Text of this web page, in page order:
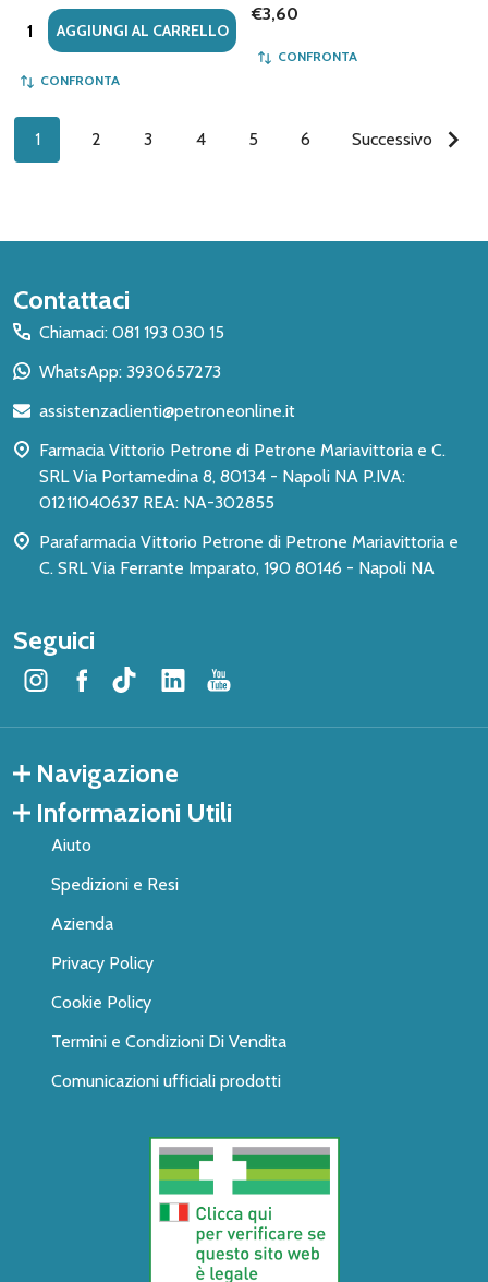
Quantità:AGGIUNGI AL CARRELLO
CONFRONTA
€3,60
CONFRONTA
1 2 3 4 5 6 Successivo
Inizio
del
piè
pagina
Contattaci
Chiamaci: 081 193 030 15
WhatsApp: 3930657273
assistenzaclienti@petroneonline.it
Farmacia Vittorio Petrone di Petrone Mariavittoria e C.
SRL Via Portamedina 8, 80134 - Napoli NA P.IVA:
01211040637 REA: NA-302855
Parafarmacia Vittorio Petrone di Petrone Mariavittoria e
C. SRL Via Ferrante Imparato, 190 80146 - Napoli NA
Seguici
Navigazione
Informazioni Utili
Aiuto
Spedizioni e Resi
Azienda
Privacy Policy
Cookie Policy
Termini e Condizioni Di Vendita
Comunicazioni ufficiali prodotti